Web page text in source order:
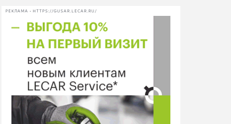
РЕКЛАМА • HTTPS://GUSAR.LECAR.RU/